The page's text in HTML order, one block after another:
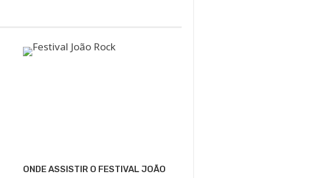
ONDE ASSISTIR O FESTIVAL JOÃO